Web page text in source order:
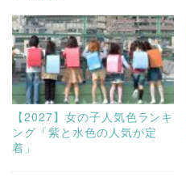
【2027】女の子人気色ランキ
ング「紫と水色の人気が定
着」